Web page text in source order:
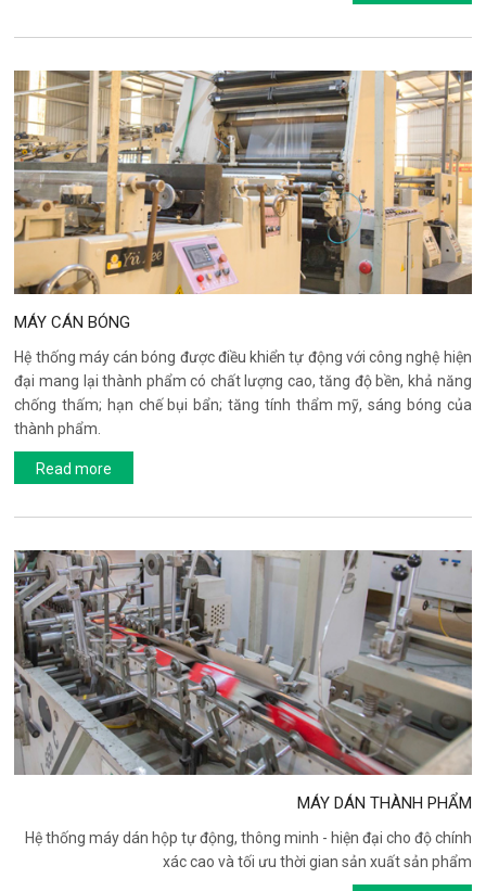
MÁY CÁN BÓNG
Hệ thống máy cán bóng được điều khiển tự động với công nghệ hiện
đại mang lại thành phẩm có chất lượng cao, tăng độ bền, khả năng
chống thấm; hạn chế bụi bẩn; tăng tính thẩm mỹ, sáng bóng của
thành phẩm.
Read more
MÁY DÁN THÀNH PHẨM
Hệ thống máy dán hộp tự động, thông minh - hiện đại cho độ chính
xác cao và tối ưu thời gian sản xuất sản phẩm